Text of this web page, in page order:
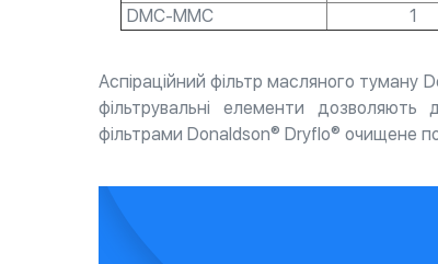
DMC-MMC
1
Аспіраційний фільтр масляного туману
фільтрувальні елементи
фільтрами Donaldson® Dryflo® очищене